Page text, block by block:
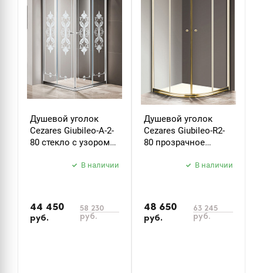
Душевой уголок
Cezares Giubileo-A-2-
80 стекло с узором
В наличии
44 450
руб.
58 230
руб.
Душевой уголок
Cezares Giubileo-R2-
80 прозрачное
В наличии
48 650
руб.
63 245
руб.